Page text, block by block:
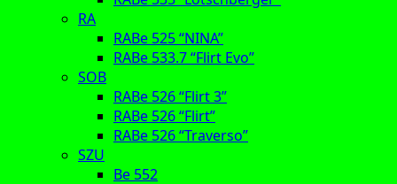
RA
RABe 525 “NINA”
RABe 533.7 “Flirt Evo”
SOB
RABe 526 “Flirt 3”
RABe 526 “Flirt”
RABe 526 “Traverso”
SZU
Be 552